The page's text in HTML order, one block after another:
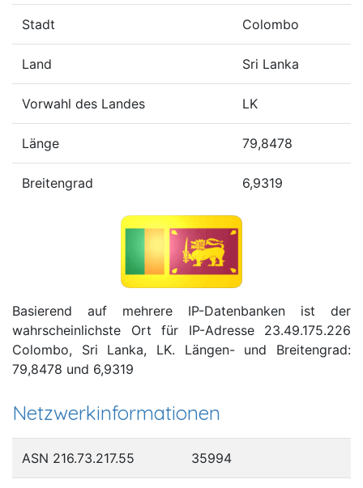
Stadt Colombo
Land Sri Lanka
Vorwahl des Landes LK
Länge 79,8478
Breitengrad 6,9319
Basierend auf mehrere IP-Datenbanken ist der
wahrscheinlichste Ort für IP-Adresse 23.49.175.226
Colombo, Sri Lanka, LK. Längen- und Breitengrad:
79,8478 und 6,9319
Netzwerkinformationen
ASN 216.73.217.55 35994